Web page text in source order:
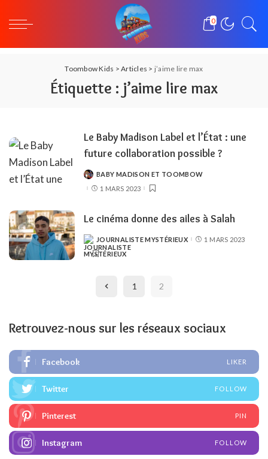
0
Toombow Kids >Articles > j’aime lire max
Étiquette : j’aime lire max
Le Baby Madison Label et l’État : une
future collaboration possible ?
POSTED
BABY MADISON ET TOOMBOW
1 MARS 2023
Le cinéma donne des ailes à Salah
POSTED
BY
JOURNALISTE MYSTÉRIEUX 1 MARS 2023
1 2
Retrouvez-nous sur les réseaux sociaux
Facebook LIKER
Twitter FOLLOW
Pinterest PIN
Instagram FOLLOW